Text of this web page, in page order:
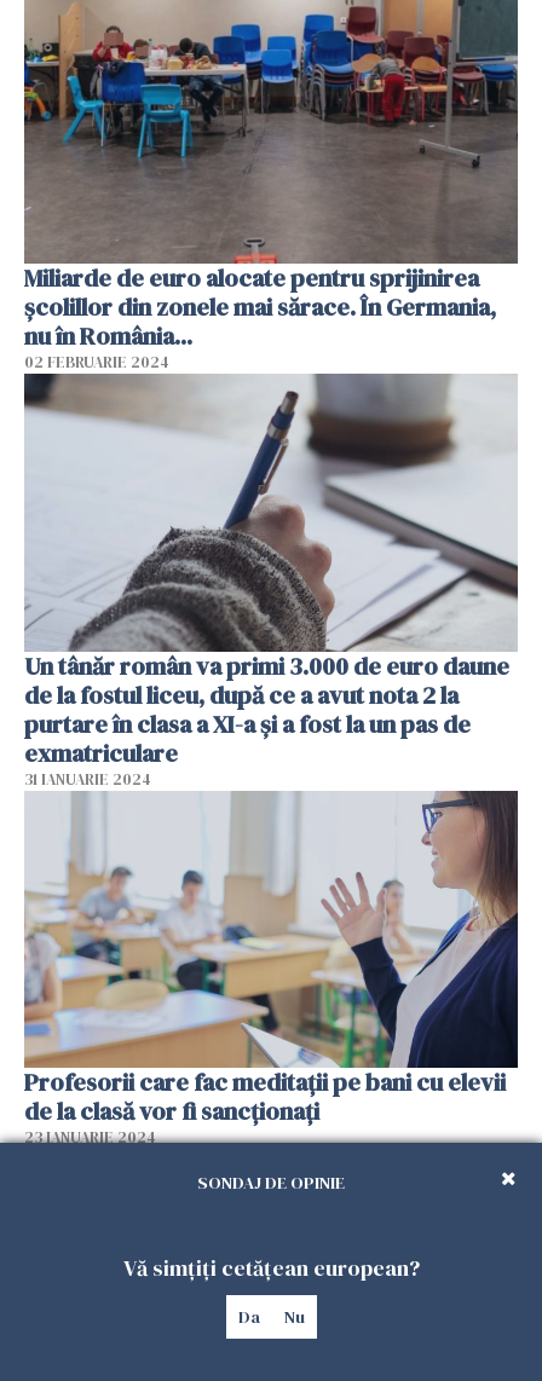
Miliarde de euro alocate pentru sprijinirea
şcolillor din zonele mai sărace. În Germania,
nu în România...
02 FEBRUARIE 2024
Un tânăr român va primi 3.000 de euro daune
de la fostul liceu, după ce a avut nota 2 la
purtare în clasa a XI-a și a fost la un pas de
exmatriculare
31 IANUARIE 2024
Profesorii care fac meditații pe bani cu elevii
de la clasă vor fi sancționați
23 IANUARIE 2024
SONDAJ DE OPINIE
Vă simțiți cetățean european?
Da Nu